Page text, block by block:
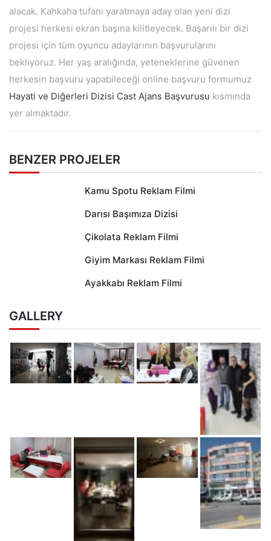
alacak. Kahkaha tufanı yaratmaya aday olan yeni dizi
projesi herkesi ekran başına kilitleyecek. Başarılı bir dizi
projesi için tüm oyuncu adaylarının başvurularını
bekliyoruz. Her yaş aralığında, yeteneklerine güvenen
herkesin başvuru yapabileceği online başvuru formumuz
Hayati ve Diğerleri Dizisi Cast Ajans Başvurusu kısmında
yer almaktadır.
BENZER PROJELER
Kamu Spotu Reklam Filmi
Darısı Başımıza Dizisi
Çikolata Reklam Filmi
Giyim Markası Reklam Filmi
Ayakkabı Reklam Filmi
GALLERY